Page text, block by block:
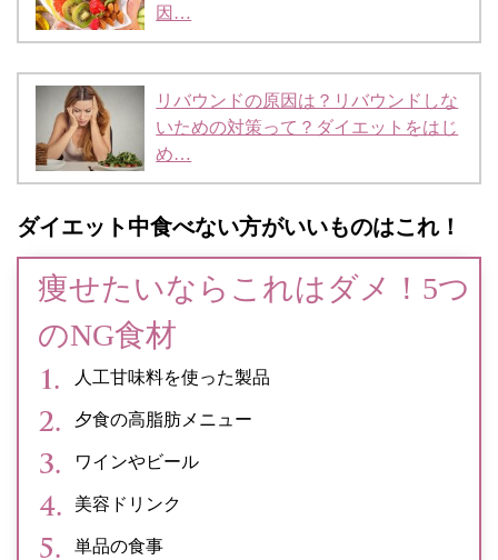
因…
リバウンドの原因は？リバウンドしな
いための対策って？ダイエットをはじ
め…
ダイエット中食べない方がいいものはこれ！
痩せたいならこれはダメ！5つ
のNG食材
人工甘味料を使った製品
夕食の高脂肪メニュー
ワインやビール
美容ドリンク
単品の食事